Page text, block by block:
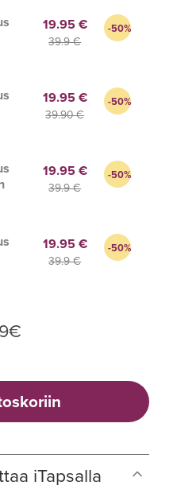
19.95 €
39.9 €
-50%
19.95 €
39.90 €
-50%
19.95 €
39.9 €
-50%
19.95 €
39.9 €
-50%
€
iTapsalla